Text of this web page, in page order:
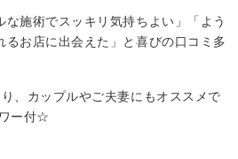
な施術でスッキリ気持ちよい」「よう
るお店に出会えた」と喜びの口コミ多
、カップルやご夫妻にもオススメで
ー付☆